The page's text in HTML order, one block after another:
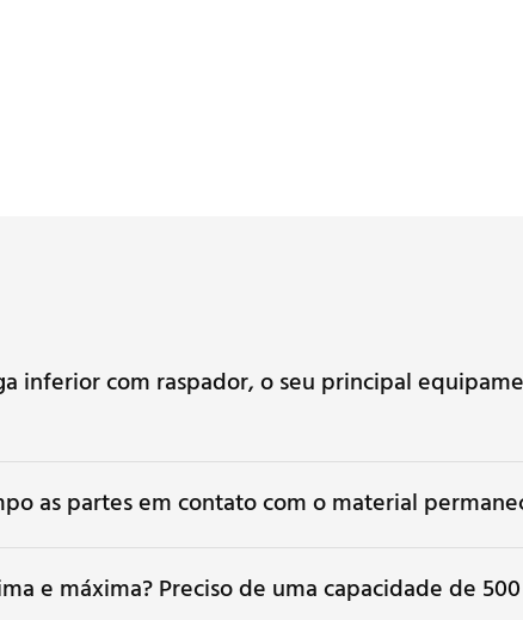
inferior com raspador, o seu principal
as partes em contato com o material
e máxima? Preciso de uma capacidade de